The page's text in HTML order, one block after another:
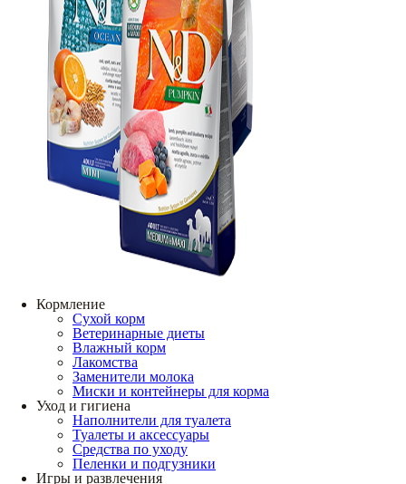
Кормление
Сухой корм
Ветеринарные диеты
Влажный корм
Лакомства
Заменители молока
Миски и контейнеры для корма
Уход и гигиена
Наполнители для туалета
Туалеты и аксессуары
Средства по уходу
Пеленки и подгузники
Игры и развлечения